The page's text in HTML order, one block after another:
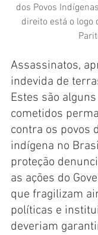
dos Povos
direito está o logo
Assassinatos,
indevida de
Estes são
cometidos
contra os povos
indígena no
proteção
as ações do
que fragilizam
políticas e
deveriam